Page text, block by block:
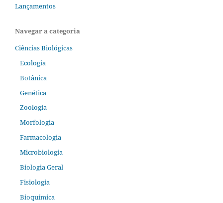
Lançamentos
Navegar a categoria
Ciências Biológicas
Ecologia
Botânica
Genética
Zoologia
Morfologia
Farmacologia
Microbiologia
Biologia Geral
Fisiologia
Bioquímica